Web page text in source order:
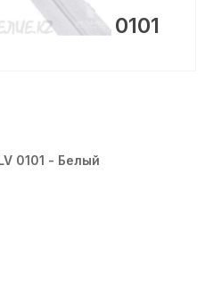
0101
0101 - Белый